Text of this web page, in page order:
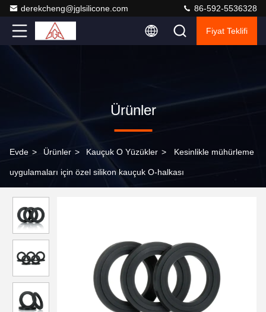
derekcheng@jglsilicone.com 86-592-5536328
Fiyat Teklifi
Ürünler
Evde > Ürünler > Kauçuk O Yüzükler > Kesinlikle mühürleme
uygulamaları için özel silikon kauçuk O-halkası